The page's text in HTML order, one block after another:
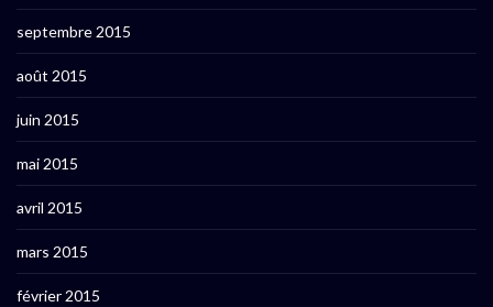
septembre 2015
août 2015
juin 2015
mai 2015
avril 2015
mars 2015
février 2015